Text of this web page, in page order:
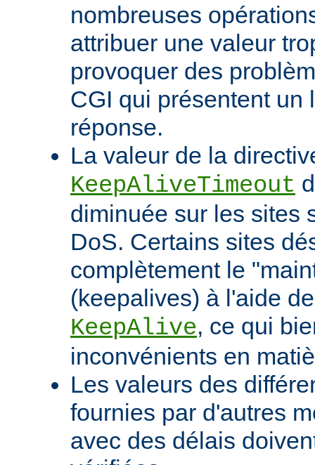
nombreuses
attribuer une valeur
provoquer des
CGI qui présentent un
réponse.
La valeur de la
KeepAliveTimeout
diminuée sur les sites
DoS. Certains sites
complètement le
(keepalives) à l'aide
KeepAlive, ce qui
inconvénients en
Les valeurs des
fournies par d'autres
avec des délais